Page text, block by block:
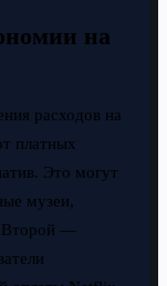
на
расходов на
платных
Это могут
музеи,
Второй —